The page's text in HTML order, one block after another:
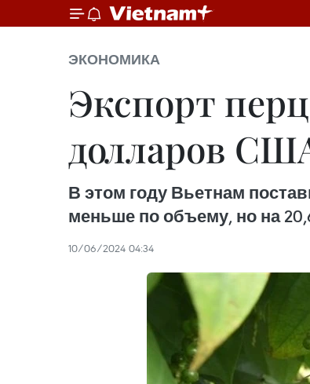
ЭКОНОМИКА
Экспорт
долларов
В этом году Вьетнам
меньше по объему, но на
10/06/2024 04:34